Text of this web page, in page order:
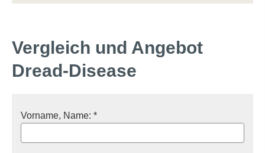
Vergleich und Angebot
Dread-Disease
Vorname, Name: *